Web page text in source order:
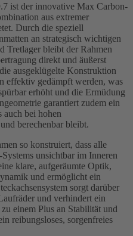
ist der innovative Max Carbon-
aus extremer
Durch die speziell
an strategisch wichtigen
Tretlager bleibt der Rahmen
direkt und äußerst
ausgeklügelte Konstruktion
effektiv gedämpft werden, was
erhöht und die Ermüdung
garantiert zudem ein
auch bei hohen
berechenbar bleibt.
so konstruiert, dass alle
unsichtbar im Inneren
klare, aufgeräumte Optik,
und ermöglicht ein
sorgt darüber
und verhindert ein
einem Plus an Stabilität und
reibungsloses, sorgenfreies